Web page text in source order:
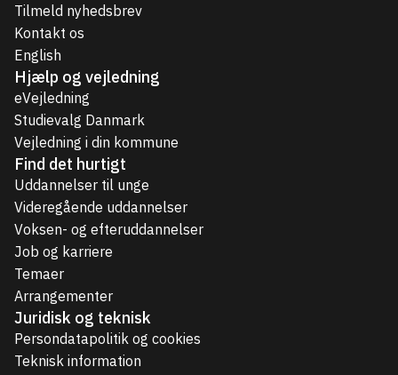
Tilmeld nyhedsbrev
Kontakt os
English
Hjælp og vejledning
eVejledning
Studievalg Danmark
Vejledning i din kommune
Find det hurtigt
Uddannelser til unge
Videregående uddannelser
Voksen- og efteruddannelser
Job og karriere
Temaer
Arrangementer
Juridisk og teknisk
Persondatapolitik og cookies
Teknisk information